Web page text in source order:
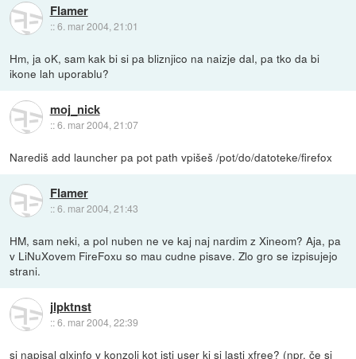
Flamer
::6. mar 2004, 21:01
Hm, ja oK, sam kak bi si pa bliznjico na naizje dal, pa tko da bi
ikone lah uporablu?
moj_nick
::6. mar 2004, 21:07
Narediš add launcher pa pot path vpišeš /pot/do/datoteke/firefox
Flamer
::6. mar 2004, 21:43
HM, sam neki, a pol nuben ne ve kaj naj nardim z Xineom? Aja, pa
v LiNuXovem FireFoxu so mau cudne pisave. Zlo gro se izpisujejo
strani.
jlpktnst
::6. mar 2004, 22:39
si napisal glxinfo v konzoli kot isti user ki si lasti xfree? (npr. če si